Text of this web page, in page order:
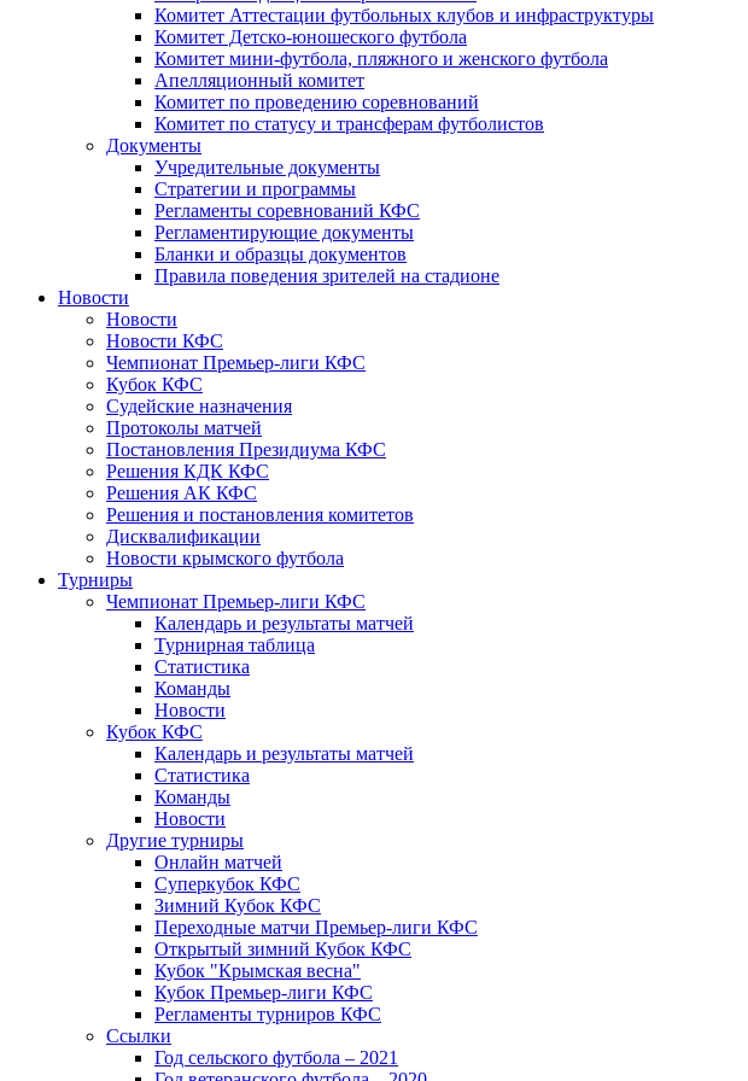
Комитет Аттестации футбольных клубов и инфраструктуры
Комитет Детско-юношеского футбола
Комитет мини-футбола, пляжного и женского футбола
Апелляционный комитет
Комитет по проведению соревнований
Комитет по статусу и трансферам футболистов
Документы
Учредительные документы
Стратегии и программы
Регламенты соревнований КФС
Регламентирующие документы
Бланки и образцы документов
Правила поведения зрителей на стадионе
Новости
Новости
Новости КФС
Чемпионат Премьер-лиги КФС
Кубок КФС
Судейские назначения
Протоколы матчей
Постановления Президиума КФС
Решения КДК КФС
Решения АК КФС
Решения и постановления комитетов
Дисквалификации
Новости крымского футбола
Турниры
Чемпионат Премьер-лиги КФС
Календарь и результаты матчей
Турнирная таблица
Статистика
Команды
Новости
Кубок КФС
Календарь и результаты матчей
Статистика
Команды
Новости
Другие турниры
Онлайн матчей
Суперкубок КФС
Зимний Кубок КФС
Переходные матчи Премьер-лиги КФС
Открытый зимний Кубок КФС
Кубок "Крымская весна"
Кубок Премьер-лиги КФС
Регламенты турниров КФС
Ссылки
Год сельского футбола – 2021